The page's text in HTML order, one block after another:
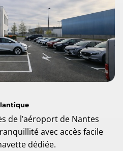
de l’aéroport de Nantes
avec accès facile
dédiée.